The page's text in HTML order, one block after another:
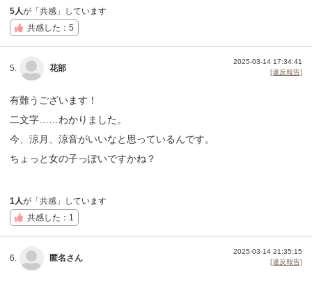
5人が「共感」しています
共感した：5
5. 花部
2025-03-14 17:34:41
[違反報告]
有難うございます！
二文字……わかりました。
今、涼月、涼音がいいなと思っているんです。
ちょっと女の子っぽいですかね？
1人が「共感」しています
共感した：1
6. 匿名さん
2025-03-14 21:35:15
[違反報告]